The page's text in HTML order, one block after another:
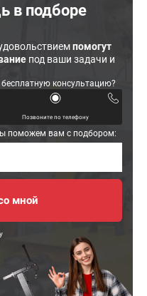
в подборе
помогут
под ваши задачи и
консультацию?
Позвоните по телефону
поможем вам с подбором: